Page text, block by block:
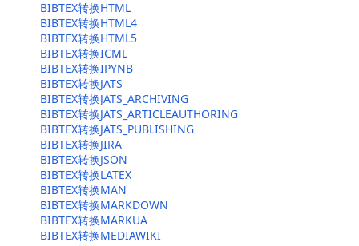
BIBTEX转换HTML
BIBTEX转换HTML4
BIBTEX转换HTML5
BIBTEX转换ICML
BIBTEX转换IPYNB
BIBTEX转换JATS
BIBTEX转换JATS_ARCHIVING
BIBTEX转换JATS_ARTICLEAUTHORING
BIBTEX转换JATS_PUBLISHING
BIBTEX转换JIRA
BIBTEX转换JSON
BIBTEX转换LATEX
BIBTEX转换MAN
BIBTEX转换MARKDOWN
BIBTEX转换MARKUA
BIBTEX转换MEDIAWIKI